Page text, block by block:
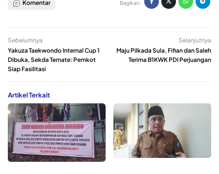
Komentar Bagikan:
Sebelumnya
Yakuza Taekwondo Internal Cup 1
Dibuka, Sekda Ternate: Pemkot
Siap Fasilitasi
Selanjutnya
Maju Pilkada Sula, Fifian dan Saleh
Terima B1KWK PDI Perjuangan
Artikel Terkait